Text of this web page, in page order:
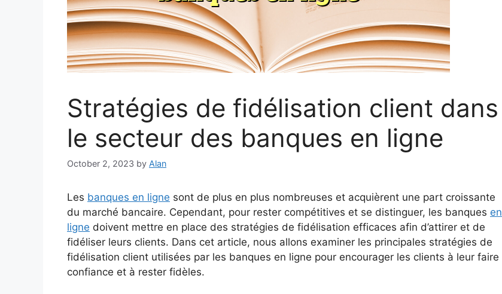
Stratégies de fidélisation client dans
le secteur des banques en ligne
October 2, 2023 by Alan
Les banques en ligne sont de plus en plus nombreuses et acquièrent une part croissante
du marché bancaire. Cependant, pour rester compétitives et se distinguer, les banques en
ligne doivent mettre en place des stratégies de fidélisation efficaces afin d’attirer et de
fidéliser leurs clients. Dans cet article, nous allons examiner les principales stratégies de
fidélisation client utilisées par les banques en ligne pour encourager les clients à leur faire
confiance et à rester fidèles.